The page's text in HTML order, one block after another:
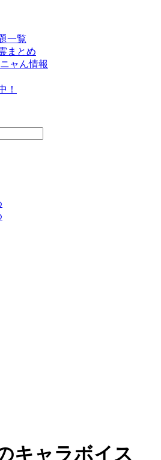
一覧
まとめ
ャん情報
！
キャラボイス